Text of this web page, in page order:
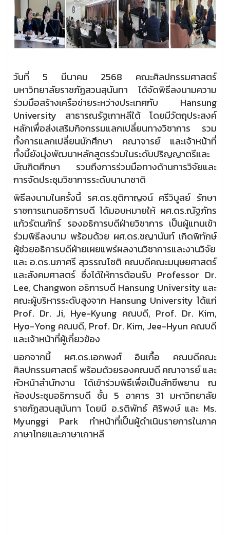
วันที่ 5 มีนาคม 2568 คณะศิลปกรรมศาสตร์
มหาวิทยาลัยราชภัฏสวนสุนันทา ได้จัดพิธีลงนามความ
ร่วมมือสร้างเครือข่ายระหว่างประเทศกับ Hansung
University สาธารณรัฐเกาหลีใต้ โดยมีวัตถุประสงค์
หลักเพื่อส่งเสริมกิจกรรมแลกเปลี่ยนทางวิชาการ รวม
ทั้งการแลกเปลี่ยนนักศึกษา คณาจารย์ และเจ้าหน้าที่
ทั้งนี้ยังมุ่งพัฒนาหลักสูตรร่วมในระดับปริญญาตรีและ
บัณฑิตศึกษา รวมถึงการร่วมมือทางด้านการวิจัยและ
การจัดประชุมวิชาการระดับนานาชาติ
พิธีลงนามในครั้งนี้ รศ.ดร.ชุติกาญจน์ ศรีวิบูลย์ รักษา
ราชการแทนอธิการบดี ได้มอบหมายให้ ผศ.ดร.ณัฐภัทร
แก้วรัตนภัทร์ รองอธิการบดีฝ่ายวิชาการ เป็นผู้แทนเข้า
ร่วมพิธีลงนาม พร้อมด้วย ผศ.ดร.ชญานันท์ เกิดพิทักษ์
ผู้ช่วยอธิการบดีฝ่ายเผยแพร่ผลงานวิชาการและงานวิจัย
และ อ.ดร.นภาศรี สุวรรณโชติ คณบดีคณะมนุษยศาสตร์
และสังคมศาสตร์ ซึ่งได้ให้การต้อนรับ Professor Dr.
Lee, Changwon อธิการบดี Hansung University และ
คณะผู้บริหารระดับสูงจาก Hansung University ได้แก่
Prof. Dr. Ji, Hye-Kyung คณบดี, Prof. Dr. Kim,
Hyo-Yong คณบดี, Prof. Dr. Kim, Jee-Hyun คณบดี
และเจ้าหน้าที่ผู้เกี่ยวข้อง
นอกจากนี้ ผศ.ดร.เอกพงศ์ อินเกื้อ คณบดีคณะ
ศิลปกรรมศาสตร์ พร้อมด้วยรองคณบดี คณาจารย์ และ
หัวหน้าสำนักงาน ได้เข้าร่วมพิธีเพื่อเป็นสักขีพยาน ณ
ห้องประชุมอธิการบดี ชั้น 5 อาคาร 31 มหาวิทยาลัย
ราชภัฏสวนสุนันทา โดยมี อ.รติพัทธ์ ศิริพงษ์ และ Ms.
Myunggi Park ทำหน้าที่เป็นผู้ดำเนินรายการในภาค
ภาษาไทยและภาษาเกาหลี